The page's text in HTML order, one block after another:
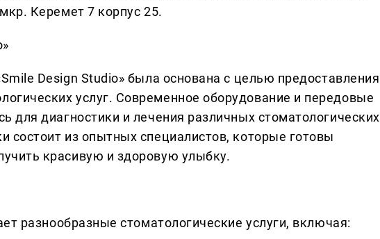
Керемет 7 корпус 25.
Design Studio» была основана с целью предоставления
услуг. Современное оборудование и передовые
для диагностики и лечения различных стоматологических
состоит из опытных специалистов, которые готовы
красивую и здоровую улыбку.
разнообразные стоматологические услуги, включая: